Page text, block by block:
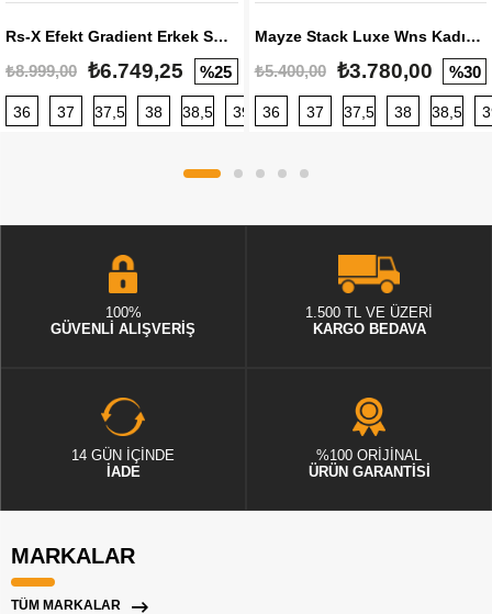
Rs-X Efekt Gradient Erkek Sneaker
₺8.999,00 ₺6.749,25 %25
36 37 37,5 38 38,5 39 40 40,5 41 42 42,5
Mayze Stack Luxe Wns Kadın Sneaker
₺5.400,00 ₺3.780,00 %30
36 37 37,5 38 38,5
100%
GÜVENLİ ALIŞVERİŞ
1.500 TL VE ÜZERİ
KARGO BEDAVA
14 GÜN İÇİNDE
İADE
%100 ORİJİNAL
ÜRÜN GARANTİSİ
MARKALAR
TÜM MARKALAR